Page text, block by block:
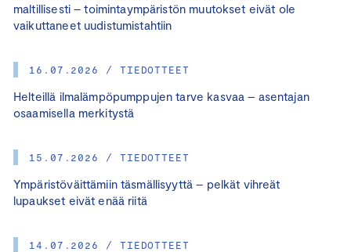
maltillisesti – toimintaympäristön muutokset eivät ole
vaikuttaneet uudistumistahtiin
16.07.2026 / TIEDOTTEET
Helteillä ilmalämpöpumppujen tarve kasvaa – asentajan
osaamisella merkitystä
15.07.2026 / TIEDOTTEET
Ympäristöväittämiin täsmällisyyttä – pelkät vihreät
lupaukset eivät enää riitä
14.07.2026 / TIEDOTTEET